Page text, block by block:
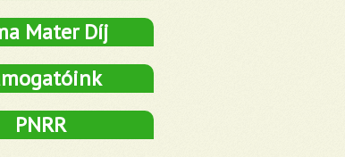
Mater Díj
PNRR